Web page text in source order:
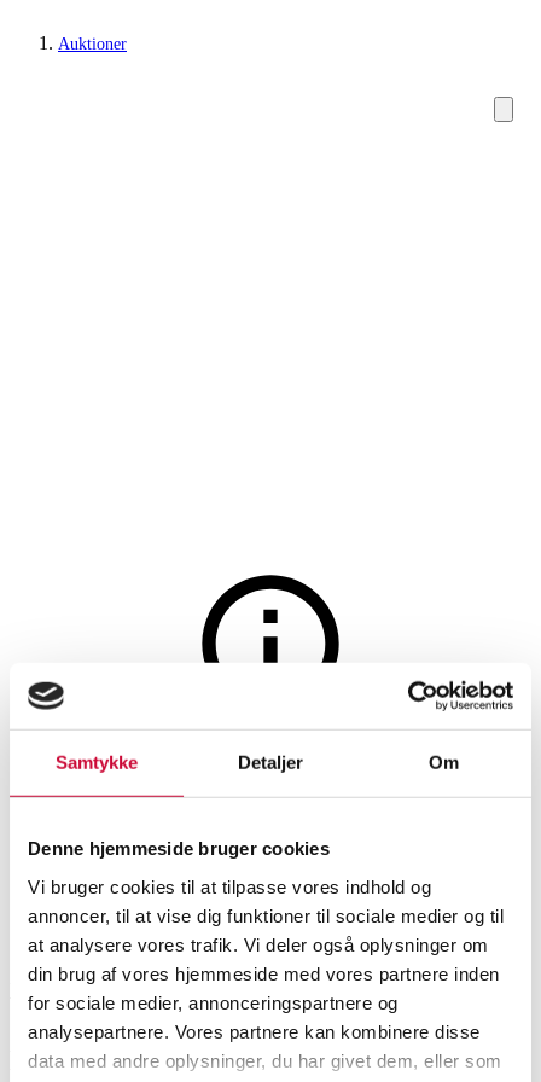
Samtykke Detaljer Om
Denne hjemmeside bruger cookies
Vi bruger cookies til at tilpasse vores indhold og
annoncer, til at vise dig funktioner til sociale medier og til
at analysere vores trafik. Vi deler også oplysninger om
din brug af vores hjemmeside med vores partnere inden
for sociale medier, annonceringspartnere og
analysepartnere. Vores partnere kan kombinere disse
data med andre oplysninger, du har givet dem, eller som
Auktioner
Sofaer, sofagrupper
Grete Jalk for France & Søn.
Sofa af teak, model 118
SHOWROOMVURDERING
9.000
VARENUMMER
Beskrivelse